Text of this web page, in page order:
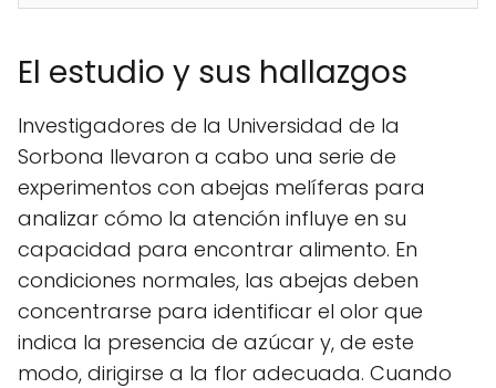
El estudio y sus hallazgos
Investigadores de la Universidad de la
Sorbona llevaron a cabo una serie de
experimentos con abejas melíferas para
analizar cómo la atención influye en su
capacidad para encontrar alimento. En
condiciones normales, las abejas deben
concentrarse para identificar el olor que
indica la presencia de azúcar y, de este
modo, dirigirse a la flor adecuada. Cuando